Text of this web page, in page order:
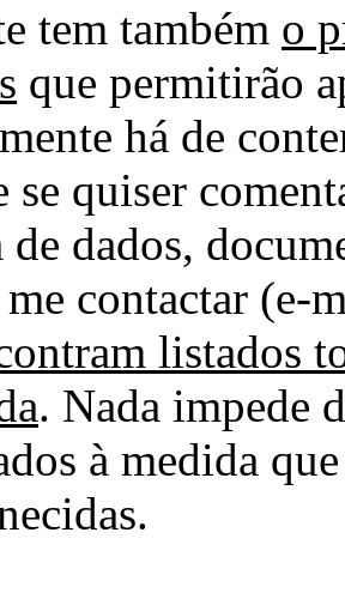
tem também o
que permitirão
há de
se quiser
de dados,
contactar (e-
listados
. Nada impede
à medida